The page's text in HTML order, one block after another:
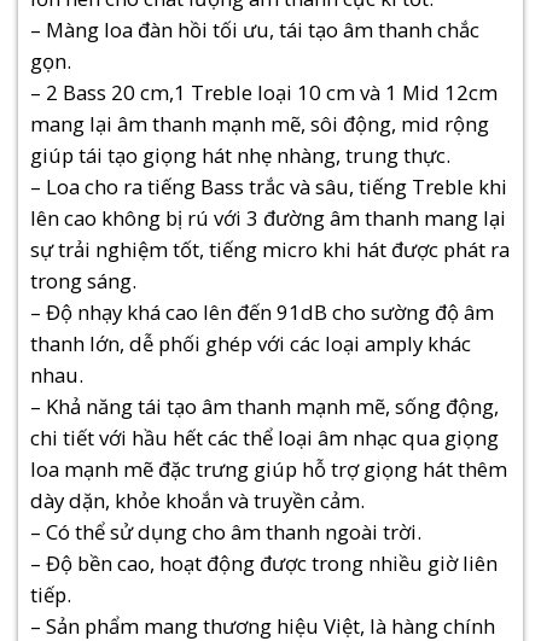
– Màng loa đàn hồi tối ưu, tái tạo âm thanh chắc
gọn.
– 2 Bass 20 cm,1 Treble loại 10 cm và 1 Mid 12cm
mang lại âm thanh mạnh mẽ, sôi động, mid rộng
giúp tái tạo giọng hát nhẹ nhàng, trung thực.
– Loa cho ra tiếng Bass trắc và sâu, tiếng Treble khi
lên cao không bị rú với 3 đường âm thanh mang lại
sự trải nghiệm tốt, tiếng micro khi hát được phát ra
trong sáng.
– Độ nhạy khá cao lên đến 91dB cho sường độ âm
thanh lớn, dễ phối ghép với các loại amply khác
nhau.
– Khả năng tái tạo âm thanh mạnh mẽ, sống động,
chi tiết với hầu hết các thể loại âm nhạc qua giọng
loa mạnh mẽ đặc trưng giúp hỗ trợ giọng hát thêm
dày dặn, khỏe khoắn và truyền cảm.
– Có thể sử dụng cho âm thanh ngoài trời.
– Độ bền cao, hoạt động được trong nhiều giờ liên
tiếp.
– Sản phẩm mang thương hiệu Việt, là hàng chính